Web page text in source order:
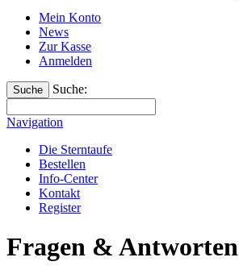
Mein Konto
News
Zur Kasse
Anmelden
Suche Suche:
Navigation
Die Sterntaufe
Bestellen
Info-Center
Kontakt
Register
Fragen & Antworten